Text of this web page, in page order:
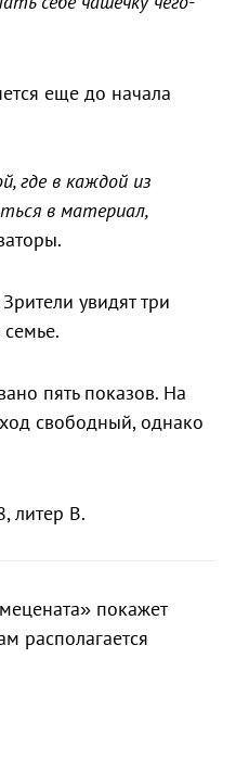
еще до начала
где в каждой из
в материал,
увидят три
пять показов. На
свободный, однако
литер В.
покажет
располагается